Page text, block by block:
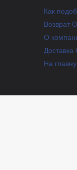
Как
Возврат
О
Доставка
На